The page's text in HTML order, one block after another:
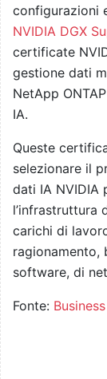
configurazioni
NVIDIA DGX
certificate
gestione dati
NetApp
IA.
Queste
selezionare il
dati IA NVIDIA
l’infrastruttura
carichi di
ragionamento,
software, di
Fonte: